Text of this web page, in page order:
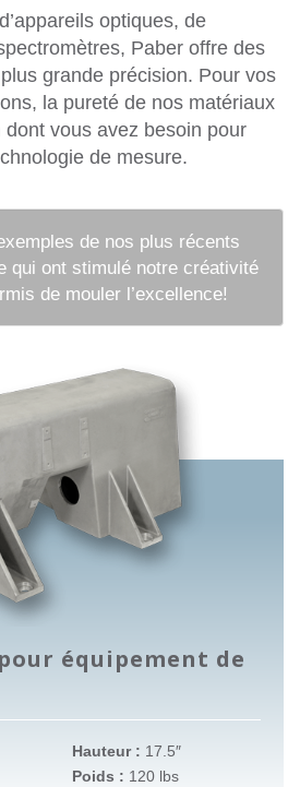
optiques, de
Paber offre des
grande précision. Pour vos
la pureté de nos matériaux
vous avez besoin pour
de mesure.
de nos plus récents
qui ont stimulé notre créativité
de mouler l’excellence!
équipement de
Hauteur : 17.5″
Poids : 120 lbs